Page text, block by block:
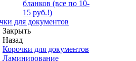
бланков (все по 10-
15 руб.!)
для документов
Закрыть
Назад
Корочки для документов
Ламинирование